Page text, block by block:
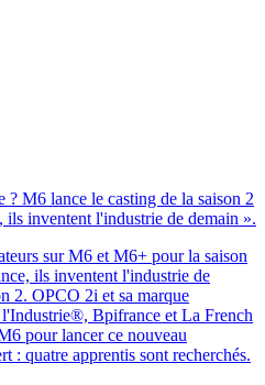
? M6 lance le casting de la saison 2
ils inventent l'industrie de demain ».
sur M6 et M6+ pour la saison
ils inventent l'industrie de
2. OPCO 2i et sa marque
Bpifrance et La French
pour lancer ce nouveau
: quatre apprentis sont recherchés.